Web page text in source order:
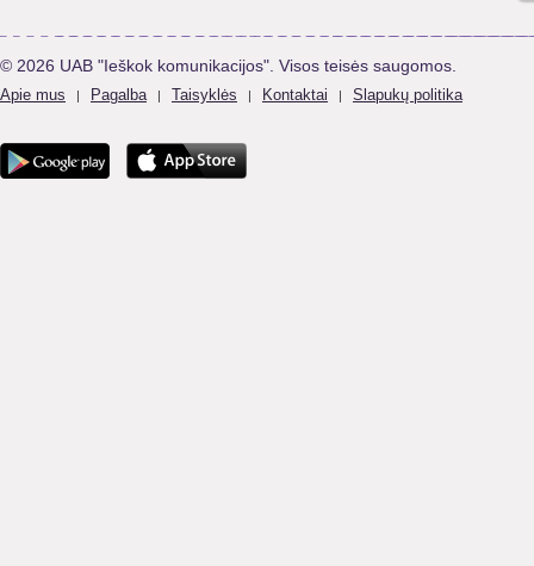
© 2026 UAB "Ieškok komunikacijos". Visos teisės saugomos.
Apie mus | Pagalba | Taisyklės | Kontaktai | Slapukų politika